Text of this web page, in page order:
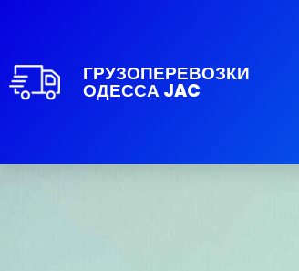
ГРУЗОПЕРЕВОЗКИ
ОДЕССА JAC